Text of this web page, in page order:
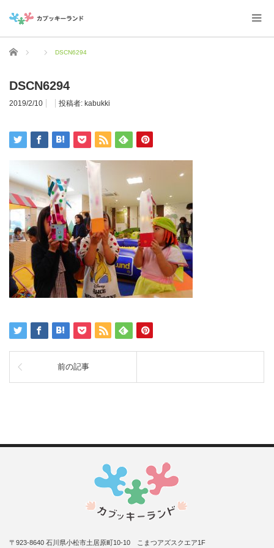
ホーム DSCN6294
DSCN6294
2019/2/10 投稿者: kabukki
前の記事
〒923-8640 石川県小松市土居原町10-10 こまつアズスクエア1F